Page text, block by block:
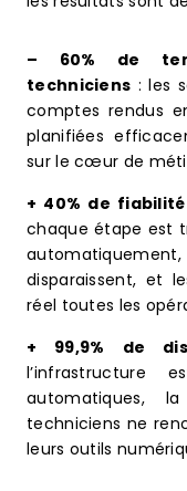
– 60% de
techniciens : les
comptes rendus
planifiées
sur le cœur de
+ 40% de
chaque étape est
disparaissent, et
réel toutes les
+ 99,9% de
l’infrastructure
automatiques,
techniciens ne
leurs outils